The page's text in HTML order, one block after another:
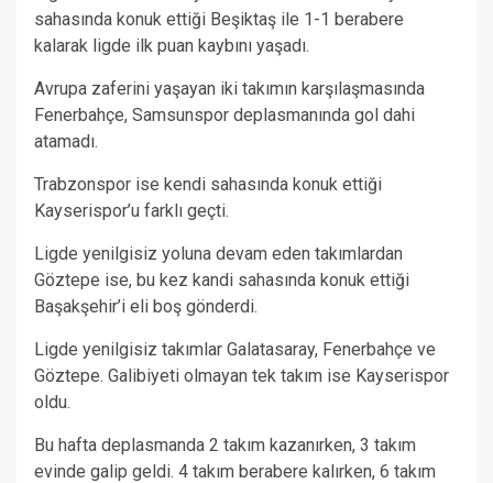
sahasında konuk ettiği Beşiktaş ile 1-1 berabere
kalarak ligde ilk puan kaybını yaşadı.
Avrupa zaferini yaşayan iki takımın karşılaşmasında
Fenerbahçe, Samsunspor deplasmanında gol dahi
atamadı.
Trabzonspor ise kendi sahasında konuk ettiği
Kayserispor’u farklı geçti.
Ligde yenilgisiz yoluna devam eden takımlardan
Göztepe ise, bu kez kandi sahasında konuk ettiği
Başakşehir’i eli boş gönderdi.
Ligde yenilgisiz takımlar Galatasaray, Fenerbahçe ve
Göztepe. Galibiyeti olmayan tek takım ise Kayserispor
oldu.
Bu hafta deplasmanda 2 takım kazanırken, 3 takım
evinde galip geldi. 4 takım berabere kalırken, 6 takım